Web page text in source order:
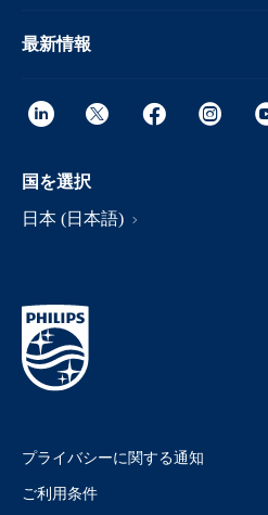
最新情報
国を選択
日本 (日本語)
プライバシーに関する通知
ご利用条件